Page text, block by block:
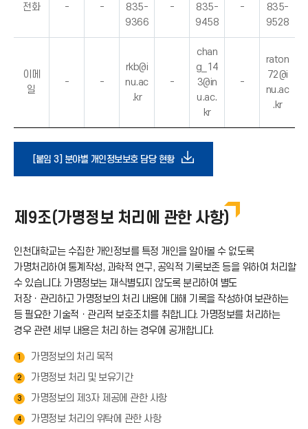
전화 - -
835-
9366
-
835-
9458
-
835-
9528
이메
일
- -
rkb@i
nu.ac
.kr
-
chan
g_14
3@in
u.ac.
kr
-
raton
72@i
nu.ac
.kr
[붙임 3] 분야별 개인정보보호 담당 현황다
로
드
아
이
제9조(가명정보 처리에 관한 사항)
인천대학교는 수집한 개인정보를 특정 개인을 알아볼 수 없도록
가명처리하여 통계작성, 과학적 연구, 공익적 기록보존 등을 위하여 처리할
수 있습니다. 가명정보는 재식별되지 않도록 분리하여 별도
저장ㆍ관리하고 가명정보의 처리 내용에 대해 기록을 작성하여 보관하는
등 필요한 기술적ㆍ관리적 보호조치를 취합니다. 가명정보를 처리하는
경우 관련 세부 내용은 처리 하는 경우에 공개합니다.
1 가명정보의 처리 목적
2 가명정보 처리 및 보유기간
3 가명정보의 제3자 제공에 관한 사항
4 가명정보 처리의 위탁에 관한 사항